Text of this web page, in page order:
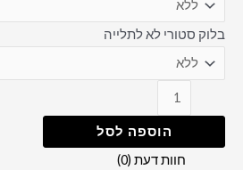
בלוק סטורי לא לתלייה
הוספה לסל
חוות דעת (0)